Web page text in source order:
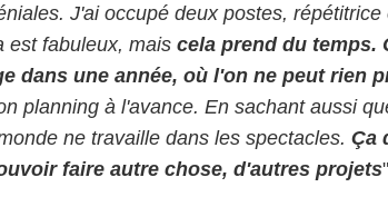
J'ai occupé deux postes,
est fabuleux, mais cela prend du temps.
dans une année, où l'on ne peut rien
planning à l'avance. En sachant aussi
ne travaille dans les spectacles. Ça
faire autre chose, d'autres projets